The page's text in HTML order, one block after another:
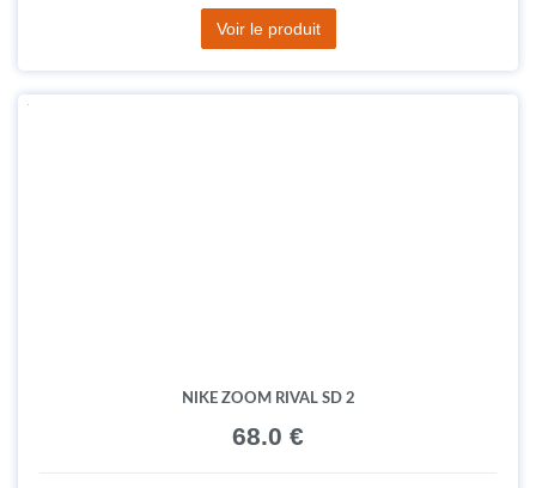
Voir le produit
NIKE ZOOM RIVAL SD 2
68.0 €